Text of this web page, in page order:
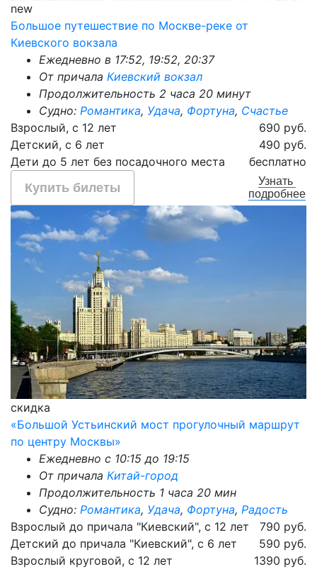
new
Большое путешествие по Москве-реке от
Киевского вокзала
Ежедневно в 17:52, 19:52, 20:37
От причала Киевский вокзал
Продолжительность 2 часа 20 минут
Судно: Романтика, Удача, Фортуна, Счастье
Взрослый, с 12 лет
690 руб.
Детский, с 6 лет
490 руб.
Дети до 5 лет без посадочного места
бесплатно
Купить билеты
Узнать
подробнее
скидка
«Большой Устьинский мост прогулочный маршрут
по центру Москвы»
Ежедневно с 10:15 до 19:15
От причала Китай-город
Продолжительность 1 часа 20 мин
Судно: Романтика, Удача, Фортуна, Радость
Взрослый до причала "Киевский", с 12 лет
790 руб.
Детский до причала "Киевский", с 6 лет
590 руб.
Взрослый круговой, с 12 лет
1390 руб.